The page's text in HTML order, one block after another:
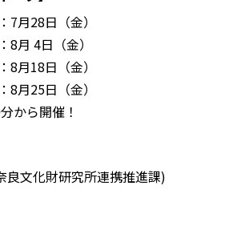
7月28日（金）
8月 4日（金）
8月18日（金）
8月25日（金）
から開催！
良文化財研究所連携推進課)